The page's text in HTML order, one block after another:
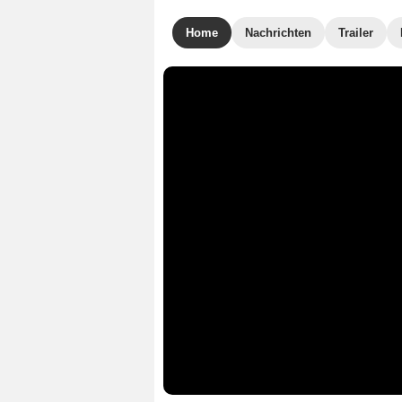
Home Nachrichten Trailer